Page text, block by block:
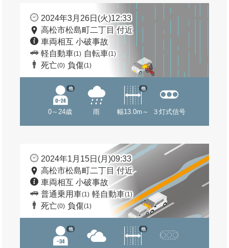
2024年3月26日(火)12:33
高松市松島町二丁目 付近
車両相互 小破事故
軽自動車(1) 自転車(1)
死亡(0) 負傷(1)
0～24歳
他
雨 幅13.0m～
他
３灯式信号
2024年1月15日(月)09:33
高松市松島町二丁目 付近
車両相互 小破事故
普通乗用車(1) 軽自動車(1)
死亡(0) 負傷(1)
他 他